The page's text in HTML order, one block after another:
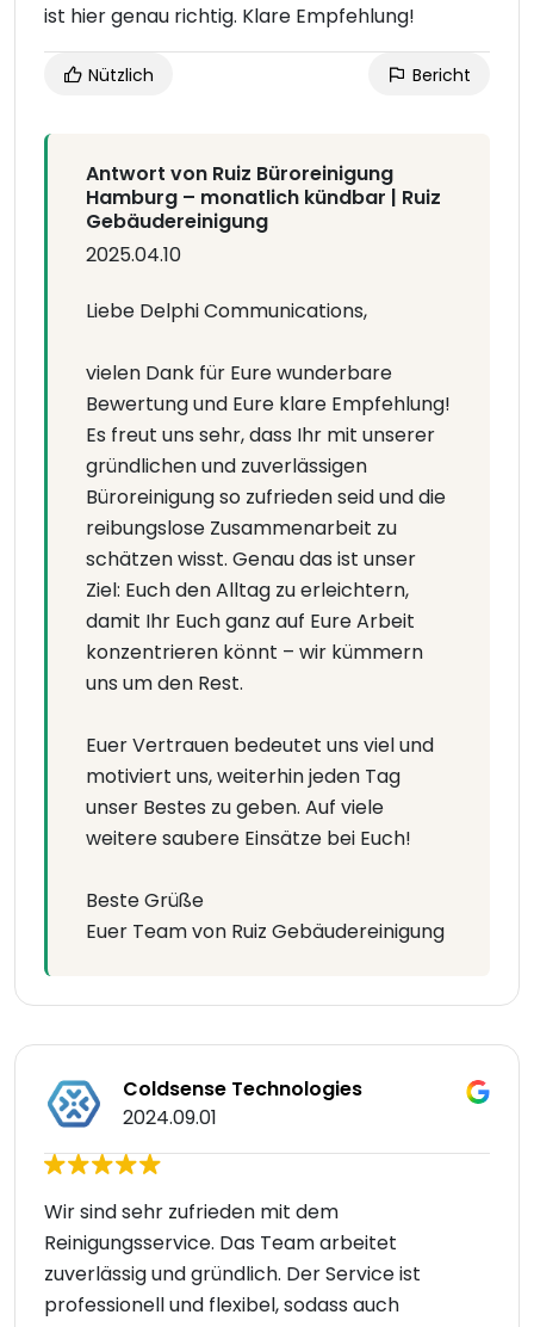
ist hier genau richtig. Klare Empfehlung!
Nützlich Bericht
Antwort von Ruiz Büroreinigung
Hamburg – monatlich kündbar | Ruiz
Gebäudereinigung
2025.04.10
Liebe Delphi Communications,
vielen Dank für Eure wunderbare
Bewertung und Eure klare Empfehlung!
Es freut uns sehr, dass Ihr mit unserer
gründlichen und zuverlässigen
Büroreinigung so zufrieden seid und die
reibungslose Zusammenarbeit zu
schätzen wisst. Genau das ist unser
Ziel: Euch den Alltag zu erleichtern,
damit Ihr Euch ganz auf Eure Arbeit
konzentrieren könnt – wir kümmern
uns um den Rest.
Euer Vertrauen bedeutet uns viel und
motiviert uns, weiterhin jeden Tag
unser Bestes zu geben. Auf viele
weitere saubere Einsätze bei Euch!
Beste Grüße
Euer Team von Ruiz Gebäudereinigung
Coldsense Technologies
2024.09.01
Wir sind sehr zufrieden mit dem
Reinigungsservice. Das Team arbeitet
zuverlässig und gründlich. Der Service ist
professionell und flexibel, sodass auch